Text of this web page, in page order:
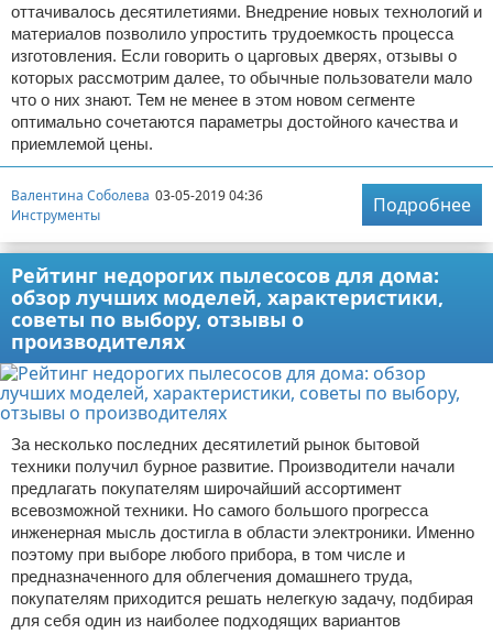
оттачивалось десятилетиями. Внедрение новых технологий и
материалов позволило упростить трудоемкость процесса
изготовления. Если говорить о царговых дверях, отзывы о
которых рассмотрим далее, то обычные пользователи мало
что о них знают. Тем не менее в этом новом сегменте
оптимально сочетаются параметры достойного качества и
приемлемой цены.
Валентина Соболева 03-05-2019 04:36
Инструменты
Подробнее
Рейтинг недорогих пылесосов для дома:
обзор лучших моделей, характеристики,
советы по выбору, отзывы о
производителях
За несколько последних десятилетий рынок бытовой
техники получил бурное развитие. Производители начали
предлагать покупателям широчайший ассортимент
всевозможной техники. Но самого большого прогресса
инженерная мысль достигла в области электроники. Именно
поэтому при выборе любого прибора, в том числе и
предназначенного для облегчения домашнего труда,
покупателям приходится решать нелегкую задачу, подбирая
для себя один из наиболее подходящих вариантов